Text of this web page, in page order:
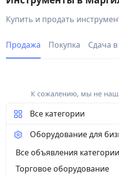
Купить и продать
Продажа Покупка Сдача
К сожалению, мы не
Все категории
Оборудование для
Все объявления категории
Торговое оборудование